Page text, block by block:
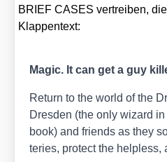
BRIEF CASES ver­trei­ben,
Klap­pen­text:
Magic. It can get a guy
Return to the world of the
Dres­den (the only wizard
book) and fri­ends as they
te­ries, pro­tect the hel­p­less,